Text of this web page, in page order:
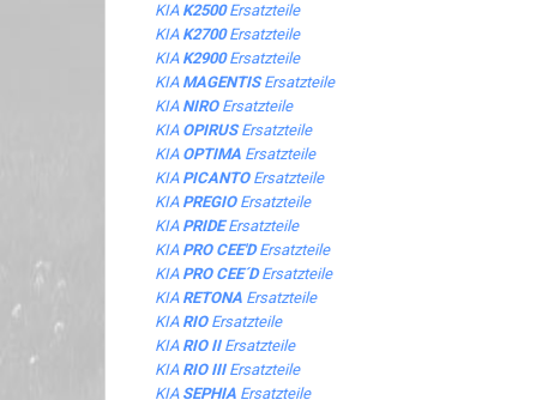
KIA K2500Ersatzteile
KIA K2700Ersatzteile
KIA K2900Ersatzteile
KIA MAGENTISErsatzteile
KIA NIRO Ersatzteile
KIA OPIRUSErsatzteile
KIA OPTIMA Ersatzteile
KIA PICANTO Ersatzteile
KIA PREGIO Ersatzteile
KIA PRIDEErsatzteile
KIA PRO CEE'DErsatzteile
KIA PRO CEE´DErsatzteile
KIA RETONA Ersatzteile
KIA RIO Ersatzteile
KIA RIO IIErsatzteile
KIA RIO IIIErsatzteile
KIA SEPHIA Ersatzteile